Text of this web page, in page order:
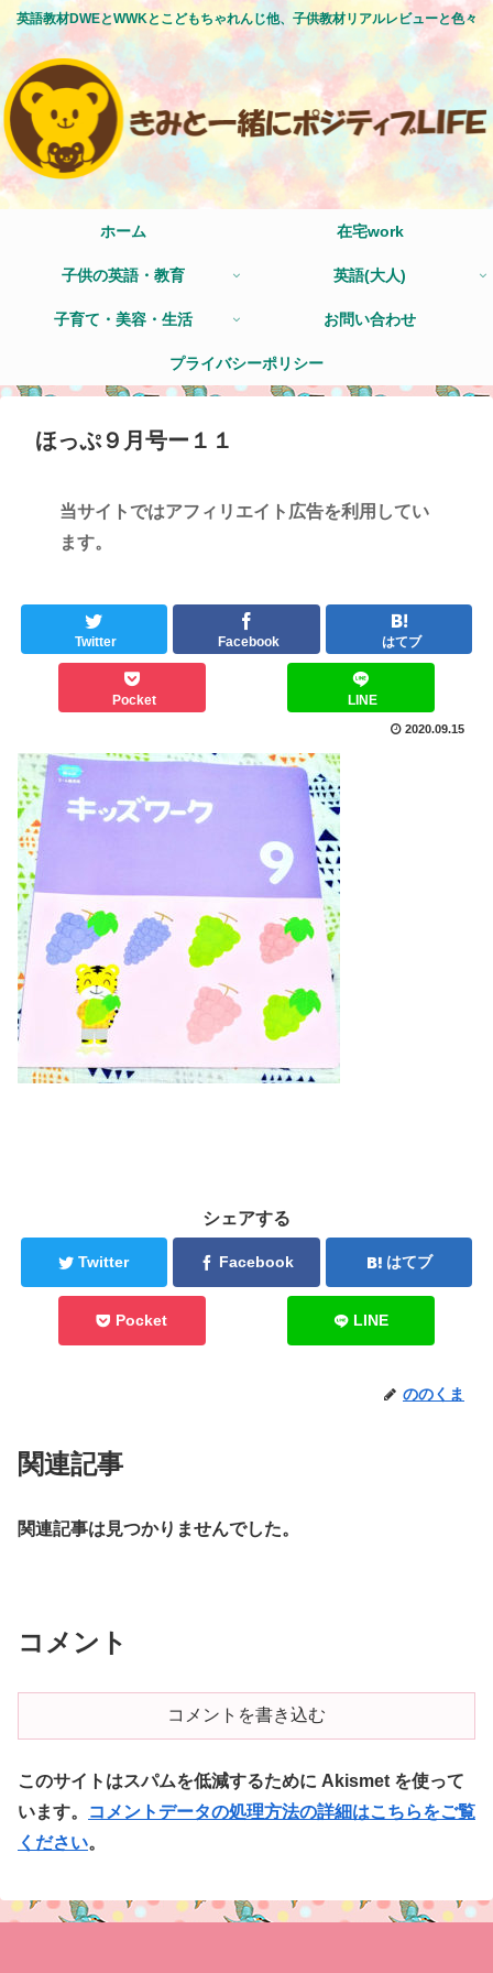
英語教材DWEとWWKとこどもちゃれんじ他、子供教材リアルレビューと色々
ホーム 在宅work
子供の英語・教育 英語(大人)
子育て・美容・生活 お問い合わせ
プライバシーポリシー
ほっぷ９月号ー１１
当サイトではアフィリエイト広告を利用してい
ます。
Twitter Facebook はてブ
Pocket LINE
2020.09.15
シェアする
Twitter Facebook はてブ
Pocket LINE
ののくま
関連記事
関連記事は見つかりませんでした。
コメント
コメントを書き込む
このサイトはスパムを低減するために Akismet を使って
います。
コメントデータの処理方法の詳細はこちらをご覧
ください。